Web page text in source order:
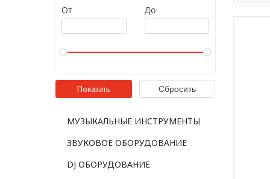
От
До
МУЗЫКАЛЬНЫЕ ИНСТРУМЕНТЫ
ЗВУКОВОЕ ОБОРУДОВАНИЕ
DJ ОБОРУДОВАНИЕ